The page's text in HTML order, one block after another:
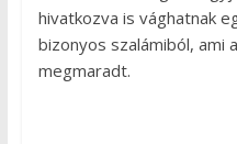
hivatkozva is vághatnak
bizonyos szalámiból, ami
megmaradt.